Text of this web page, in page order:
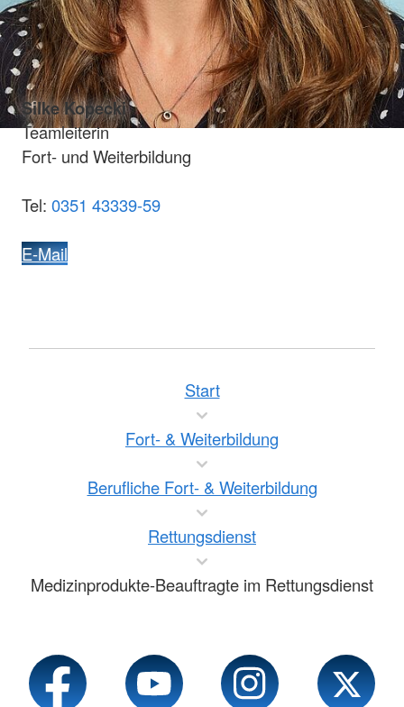
Silke Kopecki
Teamleiterin
Fort- und Weiterbildung
Tel: 0351 43339-59
E-Mail
Start
Fort- & Weiterbildung
Berufliche Fort- & Weiterbildung
Rettungsdienst
Medizinprodukte-Beauftragte im Rettungsdienst